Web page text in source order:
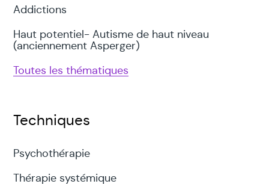
Addictions
Haut potentiel- Autisme de haut niveau
(anciennement Asperger)
Toutes les thématiques
Techniques
Psychothérapie
Thérapie systémique